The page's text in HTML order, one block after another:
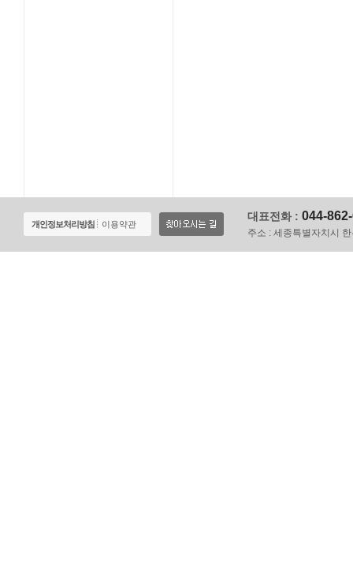
개인정보처리방침 이용약관
대표전화 : 044-
주소 : 세종특별자치시